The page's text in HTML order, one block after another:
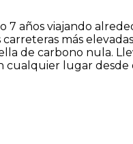
7 años viajando
más
de carbono nula.
cualquier lugar